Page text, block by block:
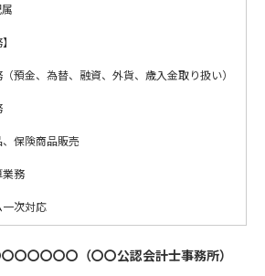
（預金、為替、融資、外貨、歳入金取り扱い）
、保険商品販売
業務
一次対応
〇〇〇〇〇（〇〇公認会計士事務所）